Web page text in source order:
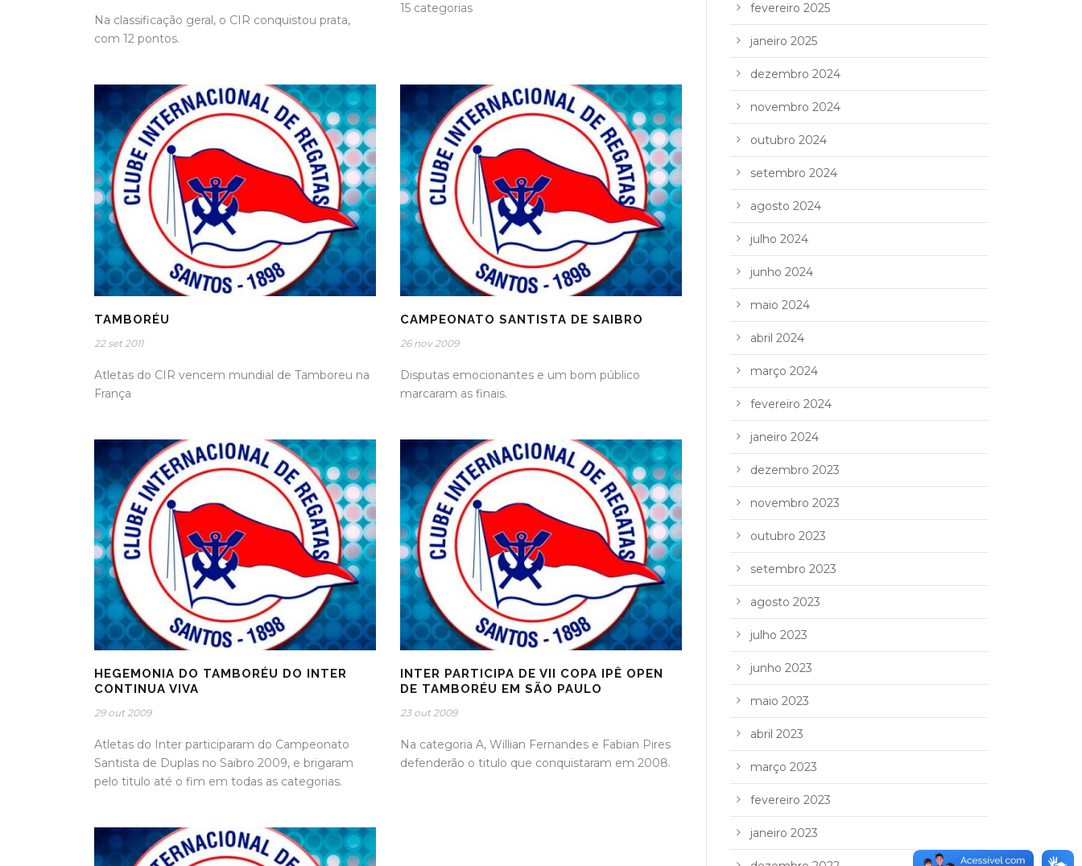
Na classificação geral, o CIR conquistou prata,
com 12 pontos.
15 categorias
TAMBORÉU
22 set 2011
Atletas do CIR vencem mundial de Tamboreu na
França
CAMPEONATO SANTISTA DE SAIBRO
26 nov 2009
Disputas emocionantes e um bom público
marcaram as finais.
HEGEMONIA DO TAMBORÉU DO INTER
CONTINUA VIVA
29 out 2009
Atletas do Inter participaram do Campeonato
Santista de Duplas no Saibro 2009, e brigaram
pelo titulo até o fim em todas as categorias.
INTER PARTICIPA DE VII COPA IPÊ OPEN
DE TAMBORÉU EM SÃO PAULO
23 out 2009
Na categoria A, Willian Fernandes e Fabian Pires
defenderão o titulo que conquistaram em 2008.
fevereiro 2025
janeiro 2025
dezembro 2024
novembro 2024
outubro 2024
setembro 2024
agosto 2024
julho 2024
junho 2024
maio 2024
abril 2024
março 2024
fevereiro 2024
janeiro 2024
dezembro 2023
novembro 2023
outubro 2023
setembro 2023
agosto 2023
julho 2023
junho 2023
maio 2023
abril 2023
março 2023
fevereiro 2023
janeiro 2023